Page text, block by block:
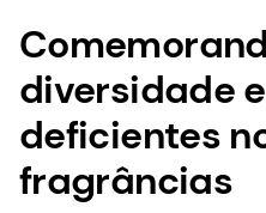
diversidade
deficientes
fragrâncias